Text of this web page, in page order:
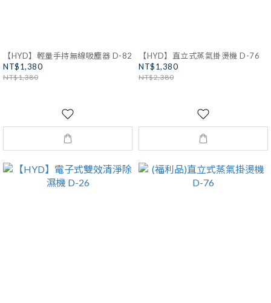
【HYD】輕量手持無線吸塵器 D-82
NT$1,380
NT$1,380
【HYD】直立式蒸氣掛燙機 D-76
NT$1,380
NT$2,380